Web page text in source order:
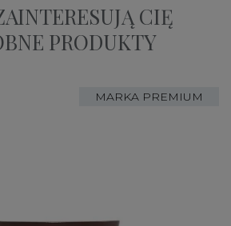
CIĘ
PRODUKTY
MARKA PREMIUM